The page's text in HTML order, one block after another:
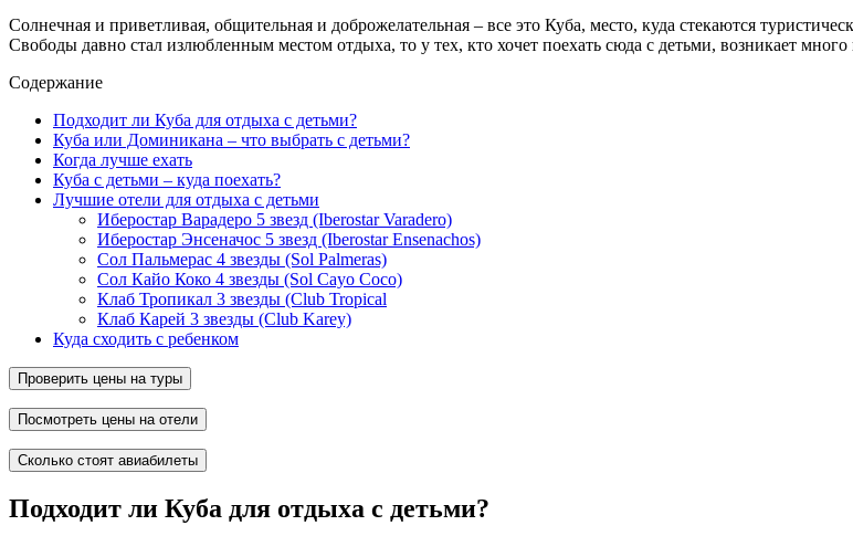
Солнечная и приветливая, общительная и доброжелательная – все это Куба, место, куда стекаются
Свободы давно стал излюбленным местом отдыха, то у тех, кто хочет поехать сюда с детьми, возникает
Содержание
Подходит ли Куба для отдыха с детьми?
Куба или Доминикана – что выбрать с детьми?
Когда лучше ехать
Куба с детьми – куда поехать?
Лучшие отели для отдыха с детьми
Иберостар Варадеро 5 звезд (Iberostar Varadero)
Иберостар Энсеначос 5 звезд (Iberostar Ensenachos)
Сол Пальмерас 4 звезды (Sol Palmeras)
Сол Кайо Коко 4 звезды (Sol Cayo Coco)
Клаб Тропикал 3 звезды (Club Tropical
Клаб Карей 3 звезды (Club Karey)
Куда сходить с ребенком
Проверить цены на туры
Посмотреть цены на отели
Сколько стоят авиабилеты
Подходит ли Куба для отдыха с детьми?